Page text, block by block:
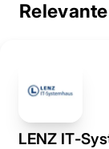
LENZ IT-